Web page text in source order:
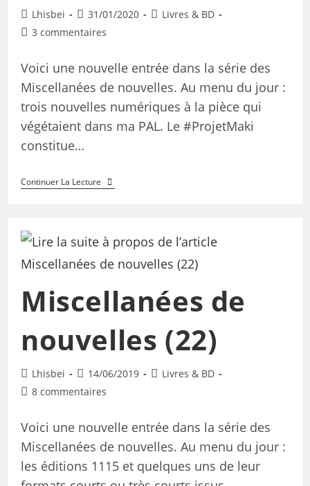
Lhisbei 31/01/2020
Livres & BD
3 commentaires
Voici une nouvelle entrée dans la série des
Miscellanées de nouvelles. Au menu du jour :
trois nouvelles numériques à la pièce qui
végétaient dans ma PAL. Le #ProjetMaki
constitue…
Continuer La Lecture
Miscellanées de
nouvelles (22)
Lhisbei 14/06/2019
Livres & BD
8 commentaires
Voici une nouvelle entrée dans la série des
Miscellanées de nouvelles. Au menu du jour :
les éditions 1115 et quelques uns de leur